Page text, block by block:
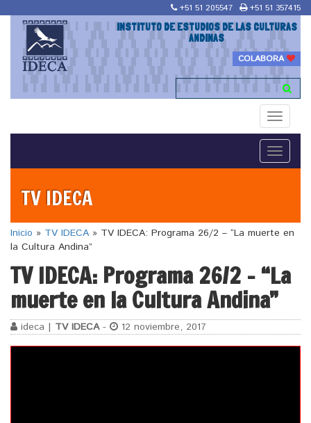
+51 51 205547 +51 51 357415
INSTITUTO DE ESTUDIOS DE LAS CULTURAS
ANDINAS
COLABORA
Toggle
Toggle
TV IDECA
Inicio » TV IDECA » TV IDECA: Programa 26/2 – “La muerte en
la Cultura Andina”
TV IDECA: Programa 26/2 – “La
muerte en la Cultura Andina”
ideca | TV IDECA- 12 noviembre, 2017